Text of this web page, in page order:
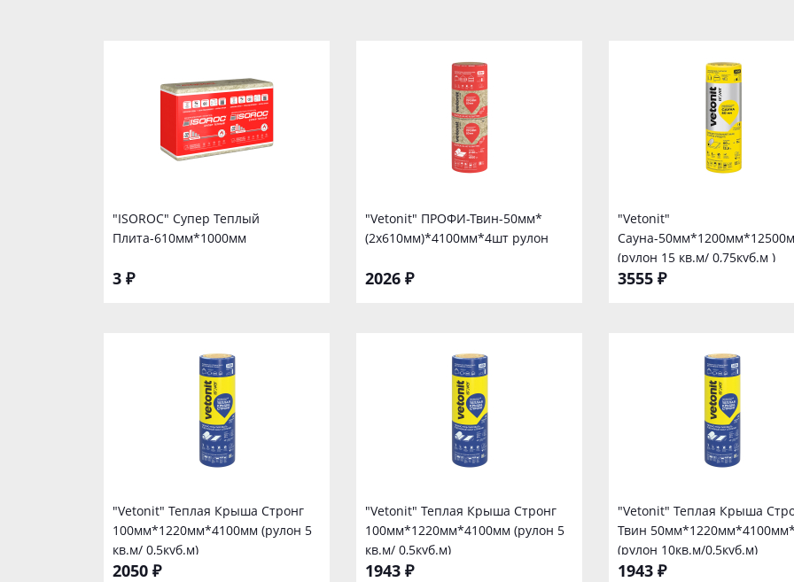
"ISOROC" Супер Теплый
Плита-610мм*1000мм
3 ₽
"Vetonit" ПРОФИ-Твин-50мм*
(2х610мм)*4100мм*4шт рулон
2026 ₽
"Vetonit"
Сауна-
(рулон 15 кв.м/ 0,75куб.м )
3555 ₽
"Vetonit" Теплая Крыша Стронг
100мм*1220мм*4100мм (рулон 5
кв.м/ 0,5куб.м)
2050 ₽
"Vetonit" Теплая Крыша Стронг
100мм*1220мм*4100мм (рулон 5
кв.м/ 0,5куб.м)
1943 ₽
"Vetonit" Теплая Крыша
Твин
(рулон 10кв.м/0,5куб.м)
1943 ₽